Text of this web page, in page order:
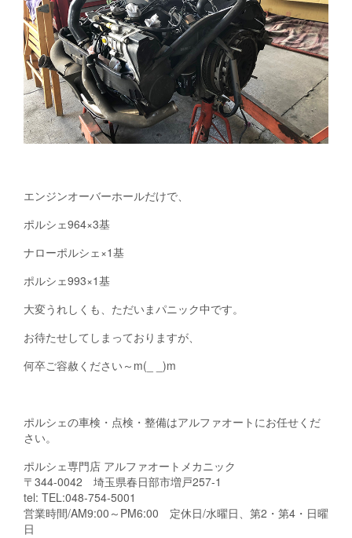
エンジンオーバーホールだけで、
ポルシェ964×3基
ナローポルシェ×1基
ポルシェ993×1基
大変うれしくも、ただいまパニック中です。
お待たせしてしまっておりますが、
何卒ご容赦ください～m(_ _)m
ポルシェの車検・点検・整備はアルファオートにお任せくだ
さい。
ポルシェ専門店 アルファオートメカニック
〒344-0042 埼玉県春日部市増戸257-1
tel: TEL:048-754-5001
営業時間/AM9:00～PM6:00 定休日/水曜日、第2・第4・日曜
日